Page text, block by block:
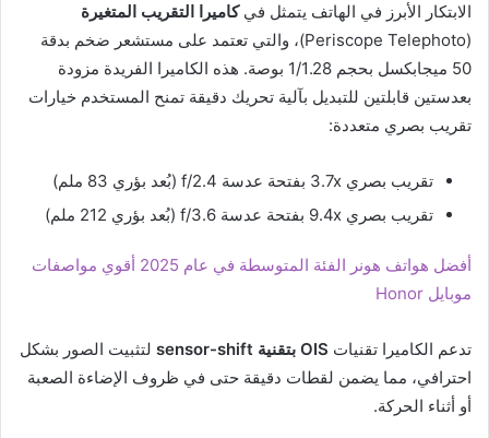
الابتكار الأبرز في الهاتف يتمثل فيكاميرا التقريب المتغيرة
(Periscope Telephoto)، والتي تعتمد على مستشعر ضخم بدقة
50 ميجابكسل بحجم 1/1.28 بوصة. هذه الكاميرا الفريدة مزودة
بعدستين قابلتين للتبديل بآلية تحريك دقيقة تمنح المستخدم خيارات
تقريب بصري متعددة:
تقريب بصري 3.7x بفتحة عدسة f/2.4 (بُعد بؤري 83 ملم)
تقريب بصري 9.4x بفتحة عدسة f/3.6 (بُعد بؤري 212 ملم)
أفضل هواتف هونر الفئة المتوسطة في عام 2025 أقوي مواصفات
موبايل Honor
تدعم الكاميرا تقنيات OIS بتقنية sensor-shift
لتثبيت الصور بشكل
احترافي، مما يضمن لقطات دقيقة حتى في ظروف الإضاءة الصعبة
أو أثناء الحركة.